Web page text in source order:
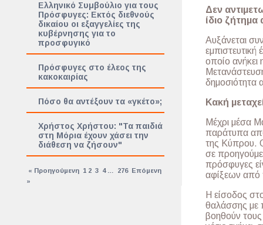
Ελληνικό Συμβούλιο για τους
Πρόσφυγες: Εκτός διεθνούς
δικαίου οι εξαγγελίες της
κυβέρνησης για το
προσφυγικό
Πρόσφυγες στο έλεος της
κακοκαιρίας
Πόσο θα αντέξουν τα «γκέτο»;
Χρήστος Χρήστου: "Τα παιδιά
στη Μόρια έχουν χάσει την
διάθεση να ζήσουν"
« Προηγούμενη 1 2 3 4 276
Επόμενη
»
Δεν
ίδιο ζήτημα
Aυξάνεται
οποίο
Κακή
Μέχρι μέσα
παράτυπα
της Κύπρου.
σε
πρόσφυγες
αφίξεων από
Η είσοδος
θαλάσσης με
βοηθούν